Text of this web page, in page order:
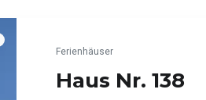
Ferienhäuser
Haus Nr. 138